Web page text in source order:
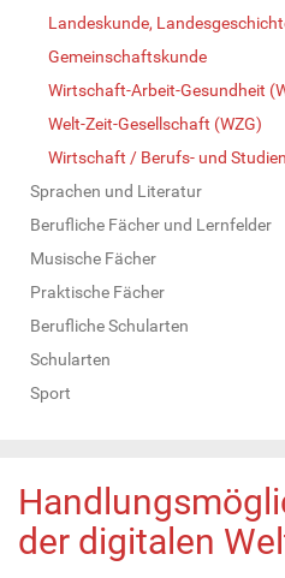
Landeskunde,
Gemeinschaftskunde
Wirtschaft-Arbeit-Gesundheit
Welt-Zeit-Gesellschaft (WZG)
Wirtschaft / Berufs- und
Sprachen und Literatur
Berufliche Fächer und Lernfelder
Musische Fächer
Praktische Fächer
Berufliche Schularten
Schularten
Sport
der digitalen